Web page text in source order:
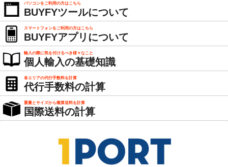
パソコンをご利用の方はこちら
BUYFYツールについて
スマートフォンをご利用の方はこちら
BUYFYアプリについて
輸入の際に気を付けるべき様々なこと
個人輸入の基礎知識
各エリアの代行手数料を計算
代行手数料の計算
重量とサイズから概算送料を計算
国際送料の計算